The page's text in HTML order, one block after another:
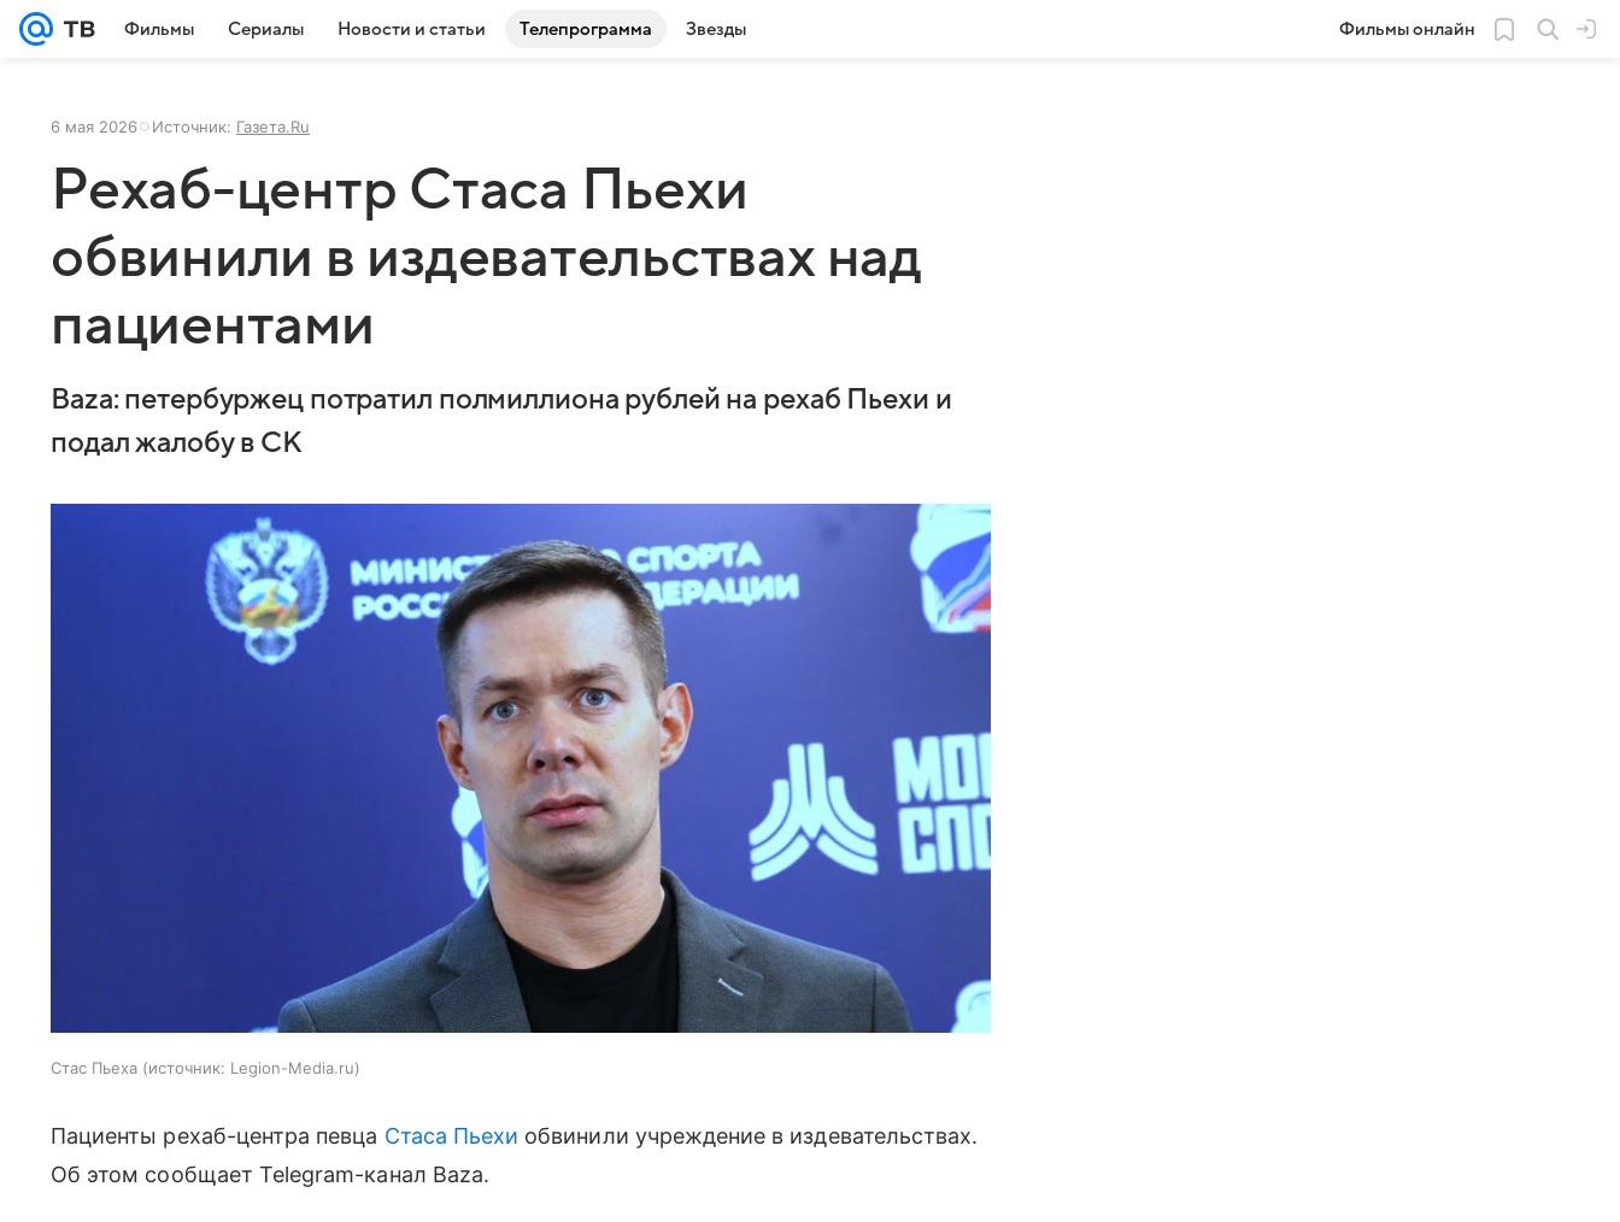
Фильмы Сериалы Новости и статьи Телепрограмма Звезды Фильмы онлайн
6 мая 2026 Источник: Газета.Ru
Рехаб-центр Стаса Пьехи
обвинили в издевательствах над
пациентами
Baza: петербуржец потратил полмиллиона рублей на рехаб Пьехи и
подал жалобу в СК
Стас Пьеха источник: Legion-Media.ru
Пациенты рехаб-центра певца Стаса Пьехи обвинили учреждение в издевательствах.
Об этом сообщает Telegram-канал Baza.